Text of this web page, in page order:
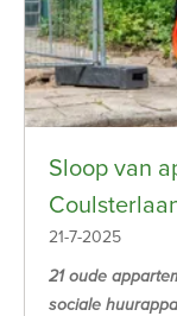
Sloop van
21-7-2025
21 oude
sociale